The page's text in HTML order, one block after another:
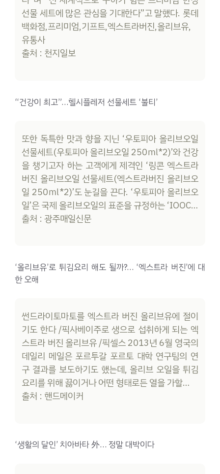
선물 세트에 많은 관심을 기대한다”고 말했다. 롯데
백화점,프리미엄,기프트,엑스트라버진,올리브유,
유통사
출처 : 천지일보
“건강이 최고”…헬시플레저 선물세트 ‘불티’
또한 독특한 맛과 향을 지닌 ‘우토피아 올리브오일
선물세트(우토피아 올리브오일 250㎖*2)’와 건강
을 챙기고자 하는 고객에게 제격인 ‘링콘 엑스트라
버진 올리브오일 선물세트(엑스트라버진 올리브오
일 250㎖*2)’도 눈길을 끈다. ‘우토피아 올리브오
일’은 국제 올리브오일의 표준을 규정하는 ‘IOOC…
출처 : 광주매일신문
‘올리브유’로 튀김요리 해도 될까?… ‘엑스트라 버진’에 대
한 오해
썬드라이토마토를 엑스트라 버진 올리브유에 절이
기도 한다 /픽사베이주로 생으로 섭취하게 되는 엑
스트라 버진 올리브유 /픽셀스 2013년 6월 영국의
데일리 메일은 포르투갈 포르토 대학 연구팀의 연
구 결과를 보도하기도 했는데, 올리브 오일을 튀김
요리를 위해 끓이거나 어떤 형태로든 열을 가할…
출처 : 핸드메이커
‘생활의 달인’ 치아바타 外… 정말 대박이다